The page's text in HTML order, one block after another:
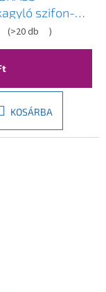
szifon-
króm, 79950-
(>20 db )
KOSÁRBA